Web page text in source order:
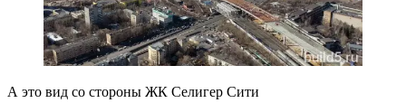
А это вид со стороны ЖК Селигер Сити